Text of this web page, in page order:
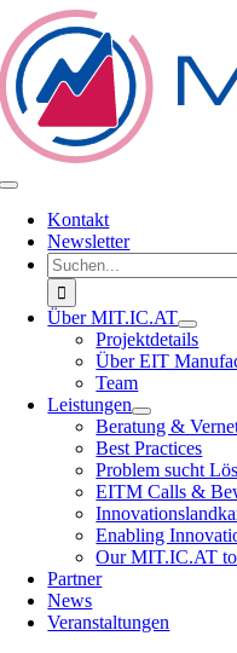
Zum
Inhalt
springen
Toggle
NavigationKontakt
Newsletter
Suche
nach:
Über MIT.IC.AT
Projektdetails
Über EIT
Team
Leistungen
Beratung &
Best Practices
Problem sucht
EITM Calls &
Enabling
Our MIT.IC.AT
Partner
News
Veranstaltungen